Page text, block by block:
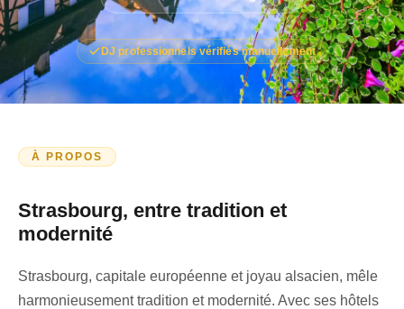
DJ professionnels vérifiés manuellement
À PROPOS
Strasbourg, entre tradition et
modernité
Strasbourg, capitale européenne et joyau alsacien, mêle
harmonieusementtradition et modernité. Avec ses hôtels